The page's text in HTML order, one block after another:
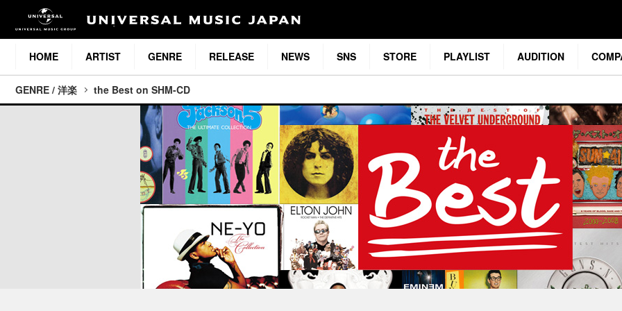
HOME ARTIST GENRE RELEASE NEWS SNS STORE PLAYLIST AUDITION
GENRE / 洋楽 the Best on SHM-CD